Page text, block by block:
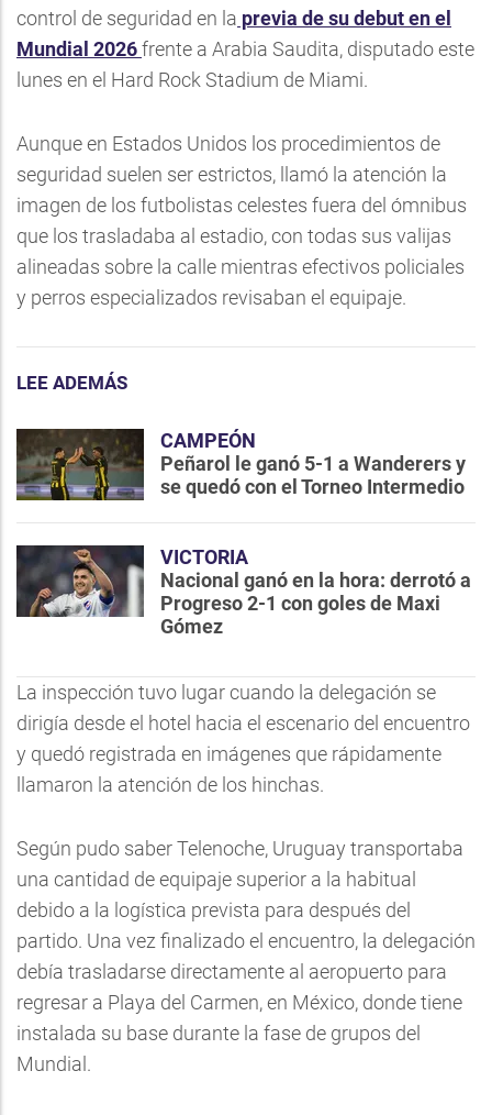
control de seguridad en la previa de su debut en el
Mundial 2026frente a Arabia Saudita, disputado este
lunes en el Hard Rock Stadium de Miami.
Aunque en Estados Unidos los procedimientos de
seguridad suelen ser estrictos, llamó la atención la
imagen de los futbolistas celestes fuera del ómnibus
que los trasladaba al estadio, con todas sus valijas
alineadas sobre la calle mientras efectivos policiales
y perros especializados revisaban el equipaje.
LEE ADEMÁS
CAMPEÓN
Peñarol le ganó 5-1 a Wanderers y
se quedó con el Torneo Intermedio
VICTORIA
Nacional ganó en la hora: derrotó a
Progreso 2-1 con goles de Maxi
Gómez
La inspección tuvo lugar cuando la delegación se
dirigía desde el hotel hacia el escenario del encuentro
y quedó registrada en imágenes que rápidamente
llamaron la atención de los hinchas.
Según pudo saber Telenoche, Uruguay transportaba
una cantidad de equipaje superior a la habitual
debido a la logística prevista para después del
partido. Una vez finalizado el encuentro, la delegación
debía trasladarse directamente al aeropuerto para
regresar a Playa del Carmen, en México, donde tiene
instalada su base durante la fase de grupos del
Mundial.